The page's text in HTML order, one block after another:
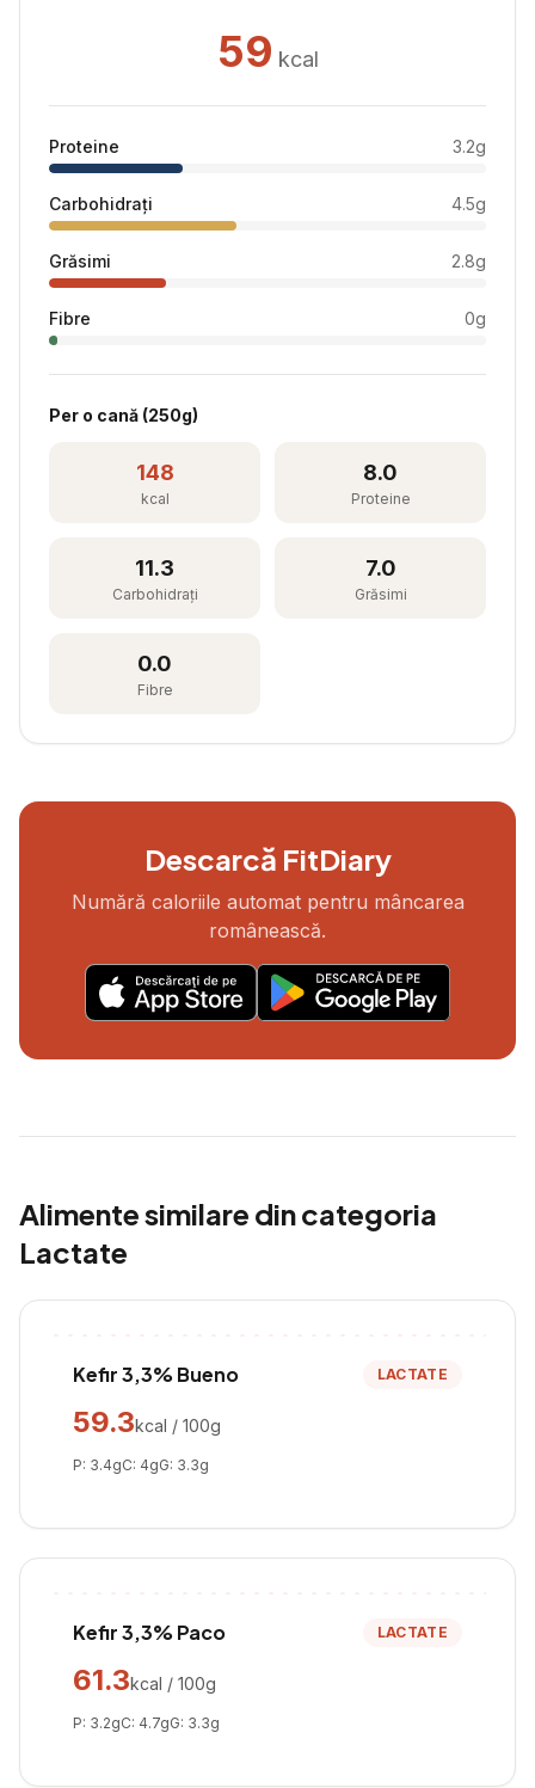
59 kcal
Proteine 3.2g
Carbohidrați 4.5g
Grăsimi 2.8g
Fibre 0g
Per o cană (250g)
148
kcal
8.0
Proteine
11.3
Carbohidrați
7.0
Grăsimi
0.0
Fibre
Descarcă FitDiary
Numără caloriile automat pentru mâncarea
românească.
Alimente similare din categoria
Lactate
Kefir 3,3% Bueno LACTATE
59.3kcal / 100g
P: 3.4gC: 4gG: 3.3g
Kefir 3,3% Paco LACTATE
61.3kcal / 100g
P: 3.2gC: 4.7gG: 3.3g